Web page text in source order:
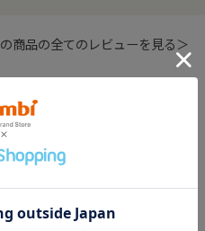
の商品の全てのレビューを見る＞
め特集